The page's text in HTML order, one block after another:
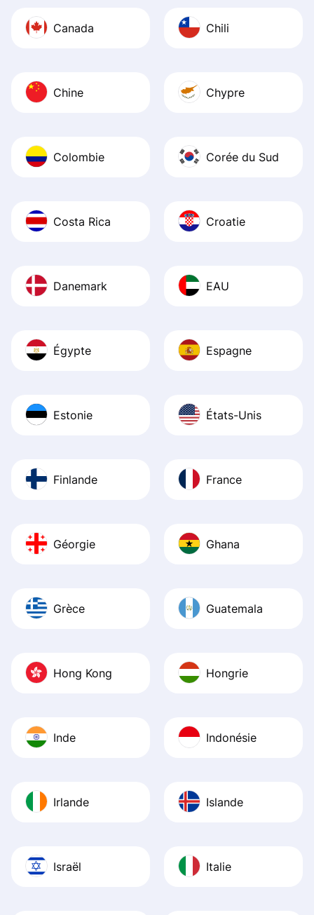
Canada Chili
Chine Chypre
Colombie Corée du Sud
Costa Rica Croatie
Danemark EAU
Égypte Espagne
Estonie États-Unis
Finlande France
Géorgie Ghana
Grèce Guatemala
Hong Kong Hongrie
Inde Indonésie
Irlande Islande
Israël Italie